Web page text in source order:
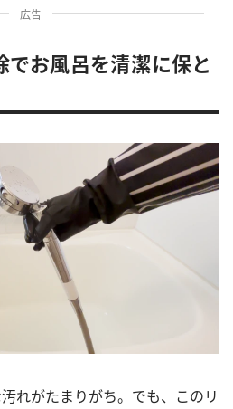
広告
でお風呂を清潔に保と
れがたまりがち。でも、このリ